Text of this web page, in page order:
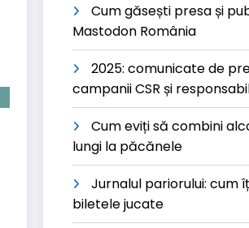
Cum găsești presa și
Mastodon România
2025: comunicate de
campanii CSR și
Cum eviți să combini
lungi la păcănele
Jurnalul pariorului: cum
biletele jucate